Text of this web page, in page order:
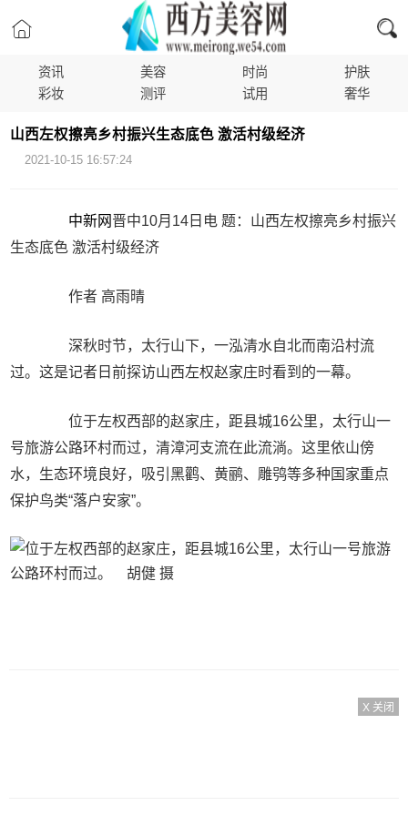
资讯 美容 时尚
护肤
彩妆
测评 试用 奢华
山西左权擦亮乡村振兴生态底色 激活村级经济
2021-10-15 16:57:24
中新网 晋中10月14日电 题：山西左权擦亮乡村振兴
生态底色 激活村级经济
作者 高雨晴
深秋时节，太行山下，一泓清水自北而南沿村流
过。这是记者日前探访山西左权赵家庄时看到的一幕。
位于左权西部的赵家庄，距县城16公里，太行山一
号旅游公路环村而过，清漳河支流在此流淌。这里依山傍
水，生态环境良好，吸引黑鹳、黄鹂、雕鸮等多种国家重点
保护鸟类“落户安家”。
X 关闭